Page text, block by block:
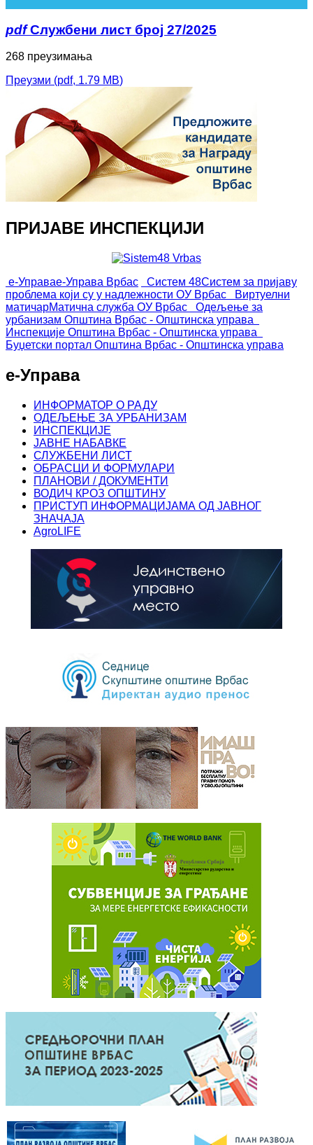
pdf Службени лист број 27/2025
268 преузимања
Преузми (pdf, 1.79 MB)
ПРИЈАВЕ ИНСПЕКЦИЈИ
е-Управае-Управа Врбас Систем 48Систем за пријаву
проблема који су у надлежности ОУ Врбас
Виртуелни
матичарМатична служба ОУ Врбас
Одељење за
урбанизам Општина Врбас - Општинска управа
Инспекције Општина Врбас - Општинска управа
Буџетски портал Општина Врбас - Општинска управа
е-Управа
ИНФОРМАТОР О РАДУ
ОДЕЉЕЊЕ ЗА УРБАНИЗАМ
ИНСПЕКЦИЈЕ
ЈАВНЕ НАБАВКЕ
СЛУЖБЕНИ ЛИСТ
ОБРАСЦИ И ФОРМУЛАРИ
ПЛАНОВИ / ДОКУМЕНТИ
ВОДИЧ КРОЗ ОПШТИНУ
ПРИСТУП ИНФОРМАЦИЈАМА ОД ЈАВНОГ
ЗНАЧАЈА
AgroLIFE